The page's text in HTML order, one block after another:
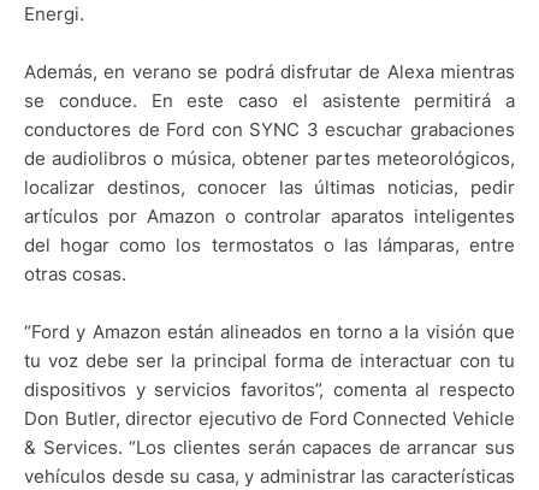
Energi.
Además, en verano se podrá disfrutar de Alexa mientras
se conduce. En este caso el asistente permitirá a
conductores de Ford con SYNC 3 escuchar grabaciones
de audiolibros o música, obtener partes meteorológicos,
localizar destinos, conocer las últimas noticias, pedir
artículos por Amazon o controlar aparatos inteligentes
del hogar como los termostatos o las lámparas, entre
otras cosas.
“Ford y Amazon están alineados en torno a la visión que
tu voz debe ser la principal forma de interactuar con tu
dispositivos y servicios favoritos”, comenta al respecto
Don Butler, director ejecutivo de Ford Connected Vehicle
& Services. “Los clientes serán capaces de arrancar sus
vehículos desde su casa, y administrar las características